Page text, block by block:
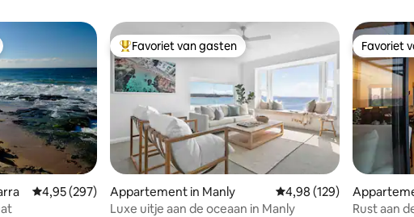
132 recensies
Gemiddelde beoordeling van 4,95 uit 5, 297 recensies
4,95 (297)
Topfavoriet van gasten
Favoriet van gasten
Appartement in Manly Gemiddelde
4,98 (129)
Luxe uitje aan de oceaan in Manly
Favoriet
Favoriet
antle
Rust aan